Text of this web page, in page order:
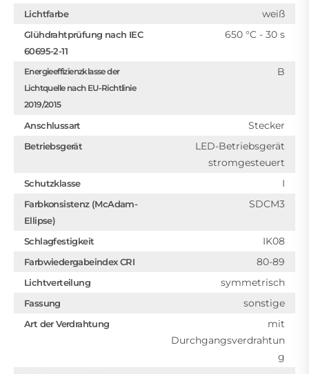
Lichtfarbe weiß
Glühdrahtprüfung nach IEC
60695-2-11
650 °C - 30 s
Energieeffizienzklasse der
Lichtquelle nach EU-Richtlinie
2019/2015
B
Anschlussart Stecker
Betriebsgerät
LED-Betriebsgerät
stromgesteuert
Schutzklasse I
Farbkonsistenz (McAdam-
Ellipse)
SDCM3
Schlagfestigkeit IK08
Farbwiedergabeindex CRI 80-89
Lichtverteilung symmetrisch
Fassung sonstige
Art der Verdrahtung
mit
Durchgangsverdrahtun
g